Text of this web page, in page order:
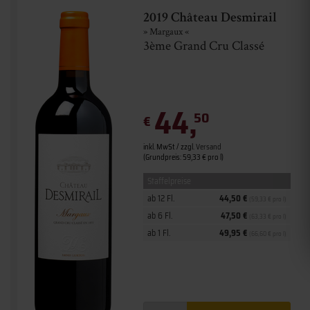
2019 Château Desmirail
» Margaux «
3ème Grand Cru Classé
€ 44,50
inkl. MwSt. / zzgl.Versand
(Grundpreis: 59,33 € pro l)
ab 1 Fl. 49,95 €
ab 6 Fl. 47,50 €
ab 12 Fl. 44,50 €